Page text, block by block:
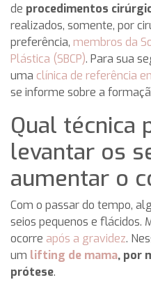
de procedimentos
realizados, somente, por
preferência, membros da
Plástica (SBCP). Para sua
uma clínica de referência
se informe sobre a
Qual técnica
levantar os
aumentar o
Com o passar do tempo,
seios pequenos e flácidos.
ocorre após a gravidez.
um lifting de mama, por
prótese.